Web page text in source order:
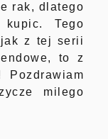
rak, dlatego
Tego
z tej serii
to z
milego